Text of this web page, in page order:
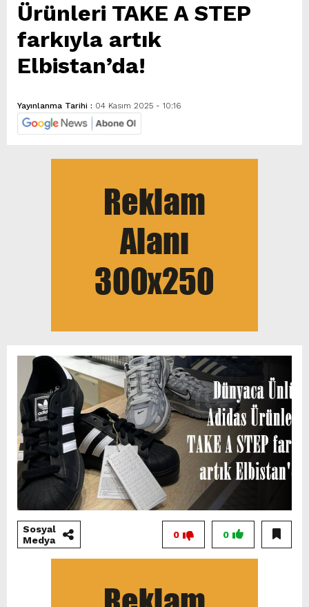
Ürünleri TAKE A STEP
farkıyla artık
Elbistan’da!
Yayınlanma Tarihi : 04 Kasım 2025 - 10:16
Sosyal
Medya
0
0